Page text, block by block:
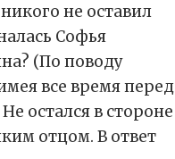
не оставил
Софья
(По поводу
все время перед
остался в стороне
отцом. В ответ